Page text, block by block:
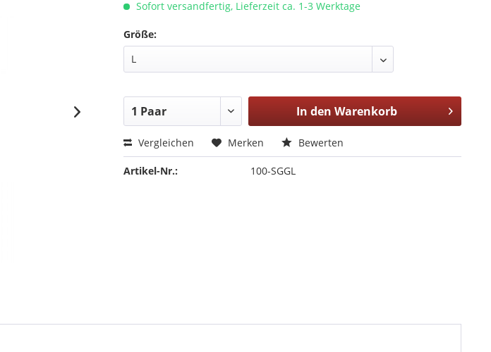
Sofort versandfertig, Lieferzeit ca. 1-3 Werktage
Größe:
In den Warenkorb
Vergleichen Merken Bewerten
Artikel-Nr.: 100-SGGL